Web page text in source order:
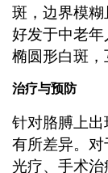
斑，边界模糊
好发于中老
椭圆形白斑，
治疗与预防
针对胳膊上
有所差异。对
光疗、手术